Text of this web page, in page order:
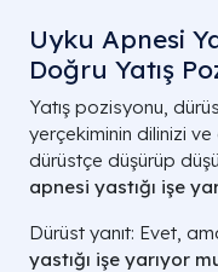
Uyku Apnesi
Doğru Yatış
Yatış pozisyonu,
yerçekiminin dilinizi ve
dürüstçe düşürüp
apnesi yastığı işe
Dürüst yanıt: Evet,
yastığı işe yarıyor